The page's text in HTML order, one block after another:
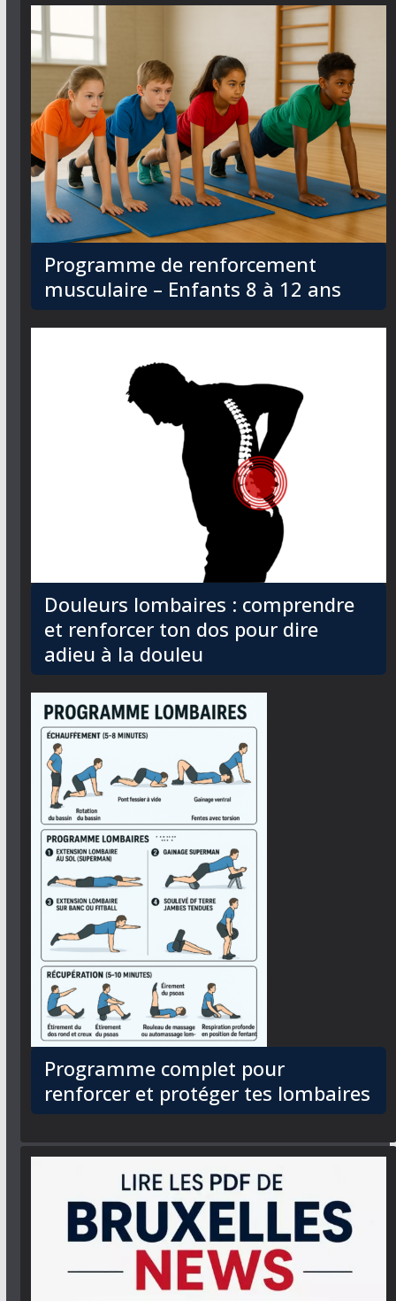
Programme de renforcement
musculaire – Enfants 8 à 12 ans
Douleurs lombaires : comprendre
et renforcer ton dos pour dire
adieu à la douleu
Programme complet pour
renforcer et protéger tes lombaires